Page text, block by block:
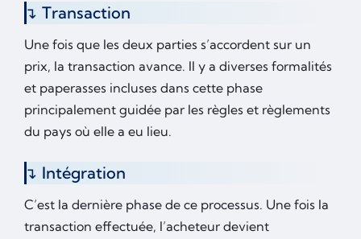
Transaction
Une fois que les deux parties s’accordent sur un
prix, la transaction avance. Il y a diverses formalités
et paperasses incluses dans cette phase
principalement guidée par les règles et règlements
du pays où elle a eu lieu.
Intégration
C’est la dernière phase de ce processus. Une fois la
transaction effectuée, l’acheteur devient